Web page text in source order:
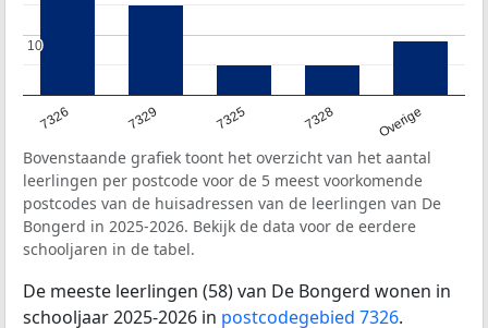
7326 7329 7325 7328 Overige
10
10
Bovenstaande grafiek toont het overzicht van het aantal
leerlingen per postcode voor de 5 meest voorkomende
postcodes van de huisadressen van de leerlingen van De
Bongerd in 2025-2026. Bekijk de data voor de eerdere
schooljaren in de tabel.
De meeste leerlingen (58) van De Bongerd wonen in
schooljaar 2025-2026 in postcodegebied 7326.